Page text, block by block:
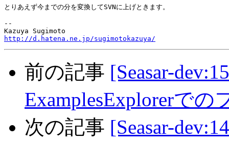
とりあえず今までの分を変換してSVNに上げときます。
--
http://d.hatena.ne.jp/sugimotokazuya/
前の記事 [Seasar-
ExamplesExplorerでの
次の記事 [Seasar-